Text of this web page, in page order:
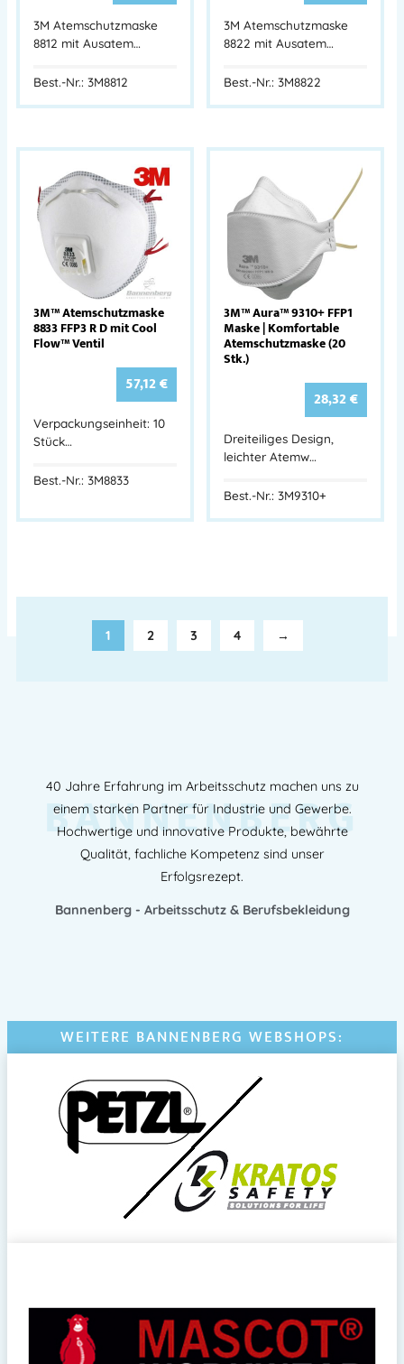
3M Atemschutzmaske
8812 mit Ausatem…
Best.-Nr.: 3M8812
3M Atemschutzmaske
8822 mit Ausatem…
Best.-Nr.: 3M8822
3M™ Atemschutzmaske
8833 FFP3 R D mit Cool
Flow™ Ventil
57,12€
Verpackungseinheit: 10
Stück…
Best.-Nr.: 3M8833
3M™ Aura™ 9310+ FFP1
Maske | Komfortable
Atemschutzmaske (20
Stk.)
28,32€
Dreiteiliges Design,
leichter Atemw…
Best.-Nr.: 3M9310+
1 2 3 4 →
40 Jahre Erfahrung im Arbeitsschutz machen uns zu
einem starken Partner für Industrie und Gewerbe.
Hochwertige und innovative Produkte, bewährte
Qualität, fachliche Kompetenz sind unser
Erfolgsrezept.
Bannenberg - Arbeitsschutz & Berufsbekleidung
BANNENBERG
WEITERE BANNENBERG WEBSHOPS: